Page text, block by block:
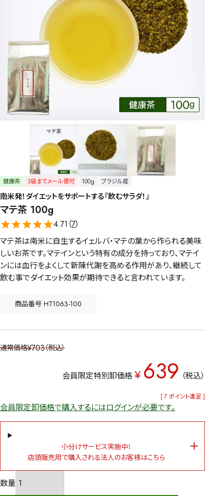
健康茶 3袋までメール便可 100g ブラジル産
南米発！ダイエットをサポートする『飲むサラダ！』
マテ茶 100g
4.71（7）
マテ茶は南米に自生するイェルバ・マテの葉から作られる美味
しいお茶です。マテインという特有の成分を持っており、マテイ
ンには血行をよくして新陳代謝を高める作用があり、継続して
飲む事でダイエット効果が期待できると言われています。
商品番号 HT1063-100
通常価格¥703 税込
会員限定特別卸価格 ¥ 639 税込
[ 7 ポイント進呈 ]
会員限定卸価格で購入するにはログインが必要です。
小分けサービス実施中！
店頭販売用で購入される法人のお客様はこちら